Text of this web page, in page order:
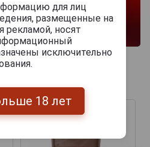
OLIVA
для лиц
размещенные на
рекламой, носят
исключительно
18 лет